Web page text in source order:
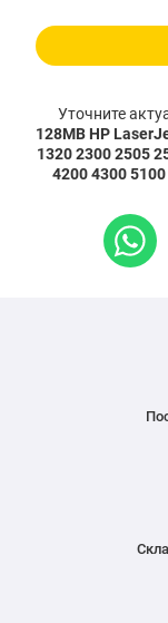
Уточните
128MB HP
1320 2300 2505
4200 4300